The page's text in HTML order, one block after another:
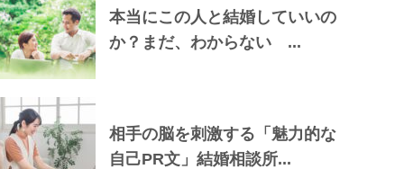
本当にこの人と結婚していいの
か？まだ、わからない ...
相手の脳を刺激する「魅力的な
自己PR文」結婚相談所...